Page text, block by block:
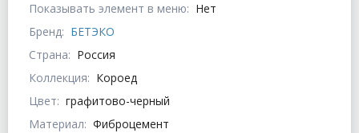
Показывать элемент в меню: Нет
Бренд: БЕТЭКО
Страна: Россия
Коллекция: Короед
Цвет: графитово-черный
Материал: Фиброцемент